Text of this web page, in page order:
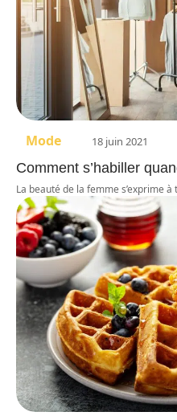
Mode 18 juin 2021
Comment s’habiller
La beauté de la femme s’exprime